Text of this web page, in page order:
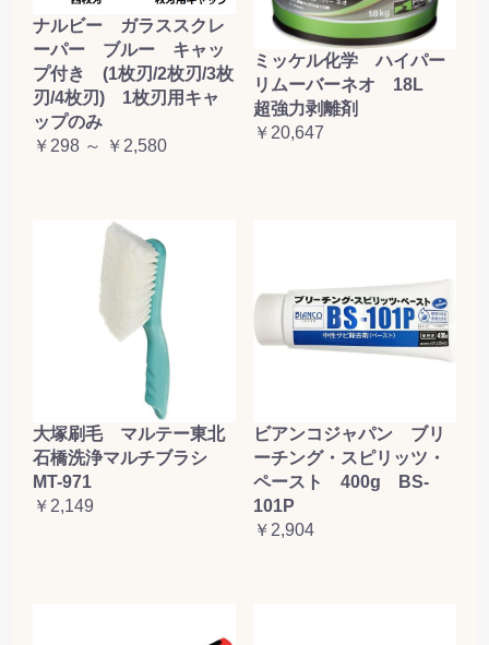
ナルビー ガラススクレ
ーパー ブルー キャッ
プ付き (1枚刃/2枚刃/3枚
刃/4枚刃) 1枚刃用キャ
ップのみ
￥298 ～ ￥2,580
ミッケル化学 ハイパー
リムーバーネオ 18L
超強力剥離剤
￥20,647
大塚刷毛 マルテー東北
石橋洗浄マルチブラシ
MT-971
￥2,149
ビアンコジャパン ブリ
ーチング・スピリッツ・
ペースト 400g BS-
101P
￥2,904